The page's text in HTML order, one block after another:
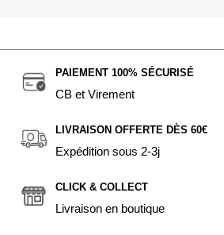
PAIEMENT 100% SÉCURISÉ
CB et Virement
LIVRAISON OFFERTE DÈS 60€
Expédition sous 2-3j
CLICK & COLLECT
Livraison en boutique